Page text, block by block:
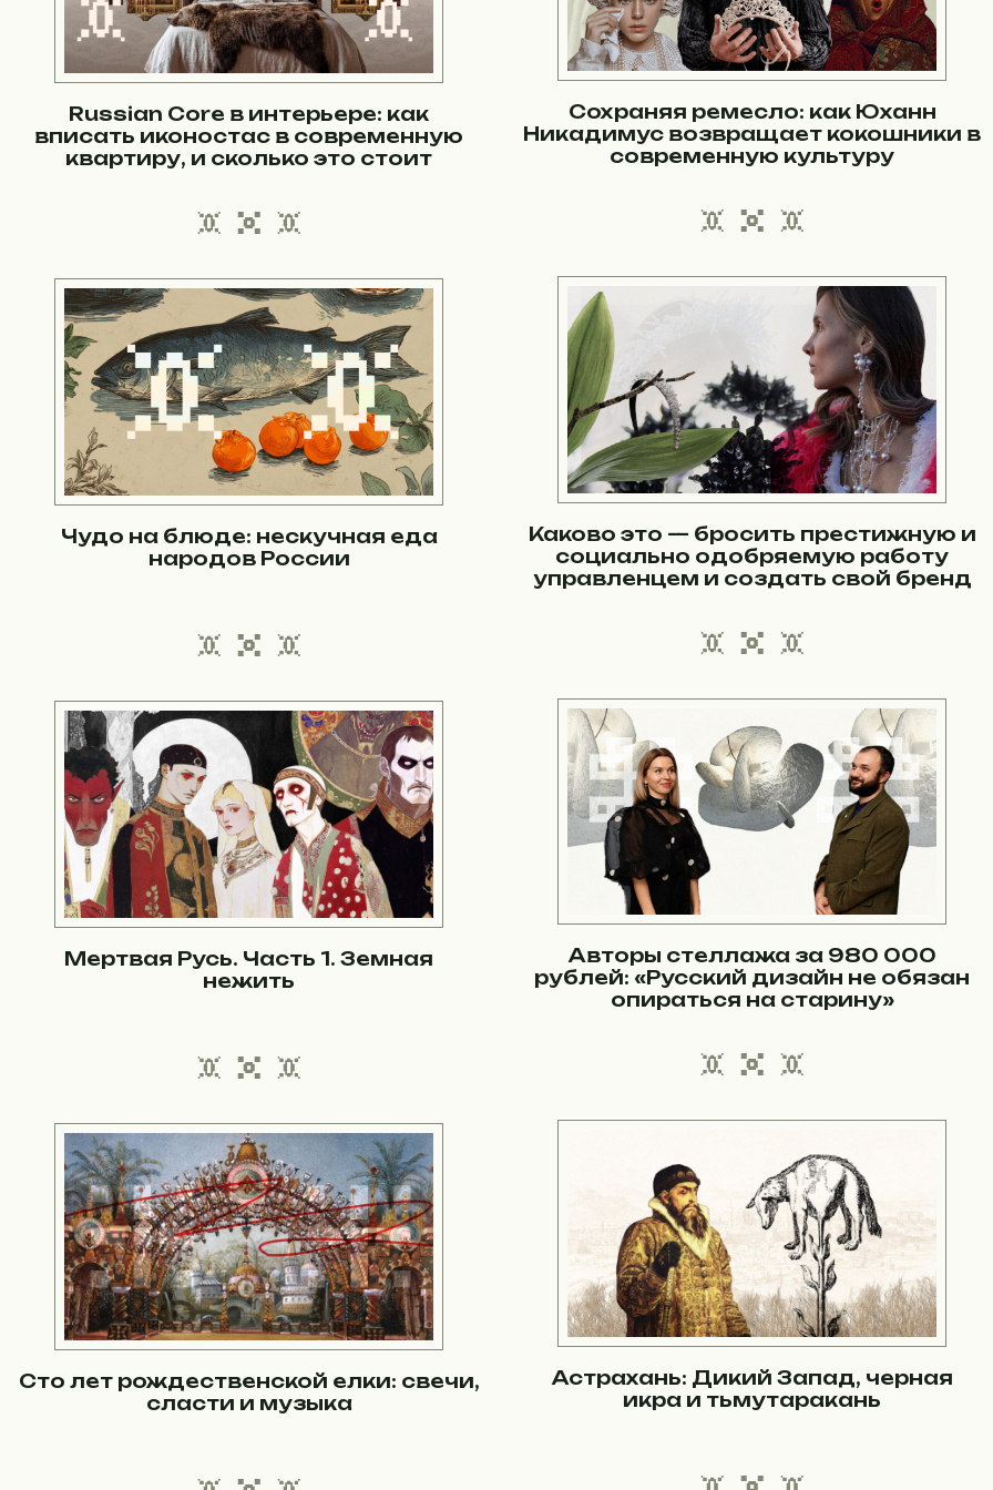
Russian Core в интерьере: как
вписать иконостас в современную
квартиру, и сколько это стоит
Сохраняя ремесло: как Юханн
Никадимус возвращает кокошники в
современную культуру
Чудо на блюде: нескучная еда
народов России
Каково это — бросить престижную и
социально одобряемую работу
управленцем и создать свой бренд
Мертвая Русь. Часть 1. Земная
нежить
Авторы стеллажа за 980 000
рублей: «Русский дизайн не обязан
опираться на старину»
Сто лет рождественской елки: свечи,
сласти и музыка
Астрахань: Дикий Запад, черная
икра и тьмутаракань